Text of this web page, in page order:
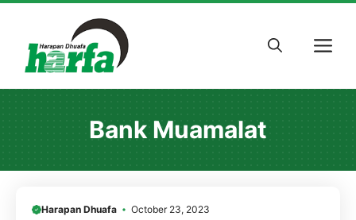
content
Bank Muamalat
Harapan Dhuafa October 23, 2023